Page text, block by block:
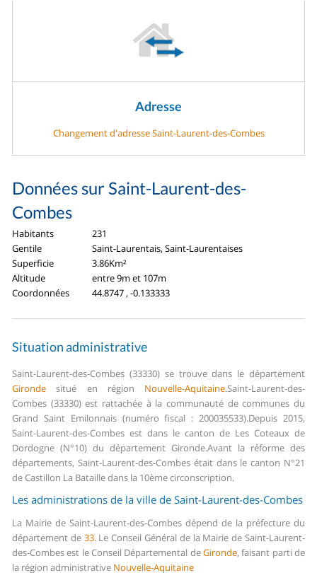
Adresse
Changement d'adresse Saint-Laurent-des-Combes
Données sur Saint-Laurent-des-
Combes
Habitants
231
Gentile
Saint-Laurentais, Saint-Laurentaises
Superficie
3.86Km²
Altitude
entre 9m et 107m
Coordonnées
44.8747 , -0.133333
Situation administrative
Saint-Laurent-des-Combes (33330) se trouve dans le département
Gironde situé en région Nouvelle-Aquitaine.Saint-Laurent-des-
Combes (33330) est rattachée à la communauté de communes du
Grand Saint Emilonnais (numéro fiscal : 200035533).Depuis 2015,
Saint-Laurent-des-Combes est dans le canton de Les Coteaux de
Dordogne (N°10) du département Gironde.Avant la réforme des
départements, Saint-Laurent-des-Combes était dans le canton N°21
de Castillon La Bataille dans la 10ème circonscription.
Les administrations de la ville de Saint-Laurent-des-Combes
La Mairie de Saint-Laurent-des-Combes dépend de la préfecture du
département de 33.Le Conseil Général de la Mairie de Saint-Laurent-
des-Combes est le Conseil Départemental deGironde, faisant parti de
la région administrative Nouvelle-Aquitaine